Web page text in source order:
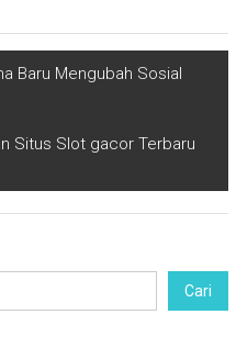
Baru Mengubah Sosial
Situs Slot gacor Terbaru
Cari